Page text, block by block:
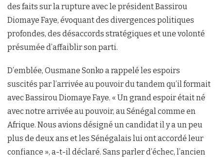
des faits sur la rupture avec le président Bassirou
Diomaye Faye, évoquant des divergences politiques
profondes, des désaccords stratégiques et une volonté
présumée d’affaiblir son parti.
D’emblée, Ousmane Sonko a rappelé les espoirs
suscités par l’arrivée au pouvoir du tandem qu’il formait
avec Bassirou Diomaye Faye. « Un grand espoir était né
avec notre arrivée au pouvoir, au Sénégal comme en
Afrique. Nous avions désigné un candidat il y a un peu
plus de deux ans et les Sénégalais lui ont accordé leur
confiance », a-t-il déclaré. Sans parler d’échec, l’ancien